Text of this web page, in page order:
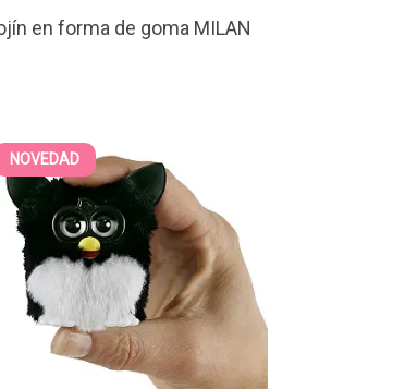
en forma de goma MILAN
NOVEDAD